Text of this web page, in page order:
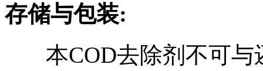
存储与包装:
本COD去除剂不可与